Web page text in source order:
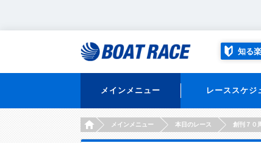
知る
メインメニュー レーススケジ
HOMEメインメニュー 本日のレース 創刊７０